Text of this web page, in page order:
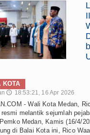
KOTA
🕔 18:53:21, 16 Apr 2026
- Wali Kota Medan,
melantik sejumlah
Medan, Kamis (16/4/
di Balai Kota ini, Rico